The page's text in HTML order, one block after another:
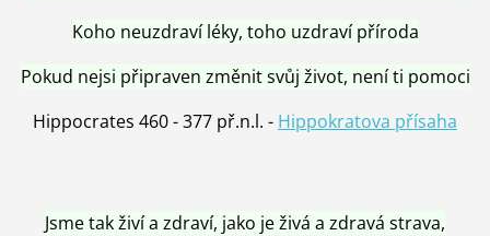
Koho neuzdraví léky, toho uzdraví příroda
Pokud nejsi připraven změnit svůj život, není ti pomoci
Hippocrates 460 - 377 př.n.l. - Hippokratova přísaha
Jsme tak živí a zdraví, jako je živá a zdravá strava,